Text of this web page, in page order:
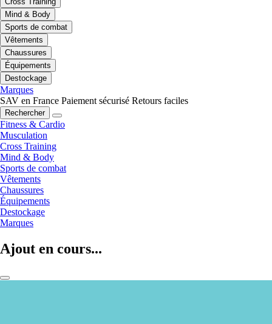
Mind & Body
Sports de combat
Vêtements
Chaussures
Équipements
Destockage
Marques
SAV en France Paiement sécurisé Retours faciles
Rechercher
Fitness & Cardio
Musculation
Cross Training
Mind & Body
Sports de combat
Vêtements
Chaussures
Équipements
Destockage
Marques
Ajout en cours...